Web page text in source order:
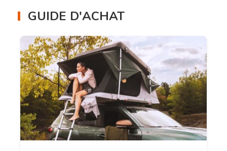
GUIDE D'ACHAT